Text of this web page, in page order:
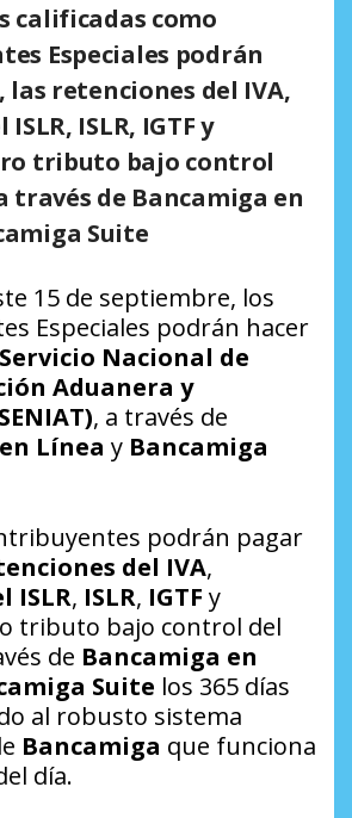
calificadas como
Especiales podrán
las retenciones del IVA,
ISLR, IGTF y
tributo bajo control
través de Bancamiga en
Suite
15 de septiembre, los
Especiales podrán hacer
Servicio Nacional de
Aduanera y
, a través de
Línea y Bancamiga
podrán pagar
del IVA,
ISLR, ISLR, IGTF y
tributo bajo control del
de Bancamiga en
Suite los 365 días
al robusto sistema
Bancamiga que funciona
día.